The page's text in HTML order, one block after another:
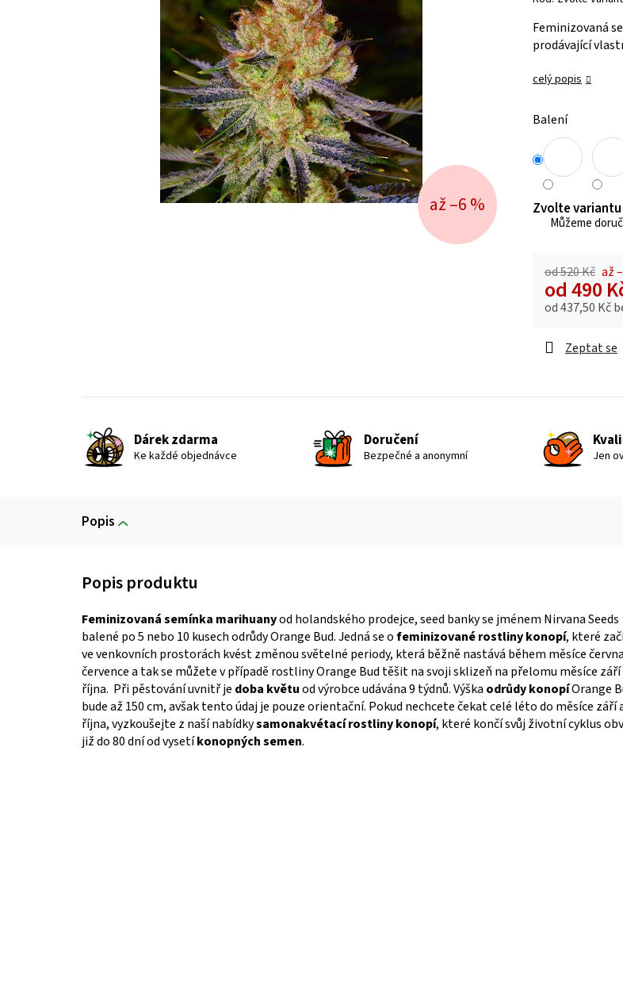
0,0
z 5
Feminizovaná
prodávající
celý popis
Balení
Zvolte variantu
od 520 Kč až
od490
od437,50 Kč
Zeptat se
až –6 %
Dárek zdarma
Ke každé objednávce
Doručení
Bezpečné a anonymní Jen
Popis
Feminizovaná semínka marihuanyod holandského prodejce, seed banky se jménem Nirvana Seeds
balené po 5 nebo 10 kusech odrůdy Orange Bud. Jedná se ofeminizované rostliny konopí, které
ve venkovních prostorách kvést změnou světelné periody, která běžně nastává během měsíce
července a tak se můžete v případě rostliny Orange Bud těšit na svoji sklizeň na přelomu měsíce září
října. Při pěstování uvnitř je doba květuod výrobce udávána 9 týdnů. Výška odrůdy konopíOrange
bude až 150 cm, avšak tento údaj je pouze orientační. Pokud nechcete čekat celé léto do měsíce září
října, vyzkoušejte z naší nabídkysamonakvétací rostliny konopí, které končí svůj životní cyklus
již do 80 dní od vysetíkonopných semen.